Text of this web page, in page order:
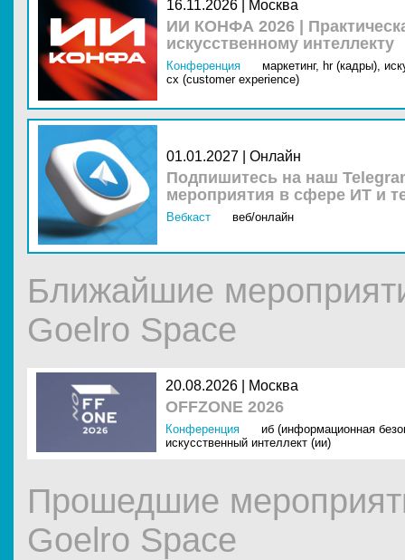
16.11.2026 | Москва
ИИ КОНФА 2026 |
искусственному интеллекту
Конференция маркетинг, hr (кадры),
cx (customer experience)
01.01.2027 | Онлайн
Подпишитесь на наш
мероприятия в сфере ИТ и
Вебкаст веб/онлайн
Ближайшие
Goelro Space
20.08.2026 | Москва
OFFZONE 2026
Конференция
иб (информационная
искусственный интеллект (ии)
Прошедшие
Goelro Space